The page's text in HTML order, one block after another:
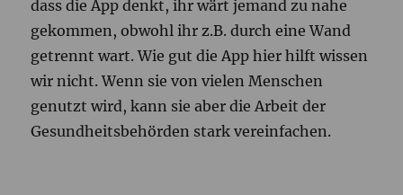
dass die App denkt, ihr wärt jemand zu nahe
gekommen, obwohl ihr z.B. durch eine Wand
getrennt wart. Wie gut die App hier hilft wissen
wir nicht. Wenn sie von vielen Menschen
genutzt wird, kann sie aber die Arbeit der
Gesundheitsbehörden stark vereinfachen.